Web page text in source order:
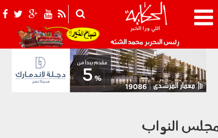
رئيس التحرير محمد الشبّه 021_2.png
النواب